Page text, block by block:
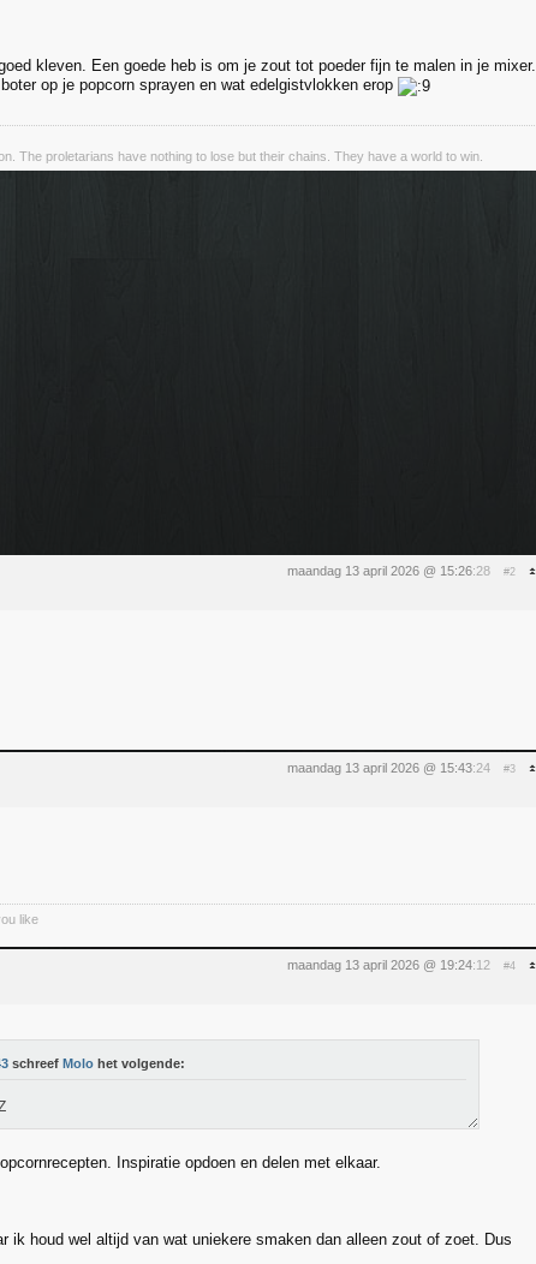
kleven. Een goede heb is om je zout tot poeder fijn te malen in je mixer.
op je popcorn sprayen en wat edelgistvlokken erop
The proletarians have nothing to lose but their chains. They have a world to win.
maandag 13 april 2026 @ 15:26:28 #2
maandag 13 april 2026 @ 15:43:24 #3
like
maandag 13 april 2026 @ 19:24:12 #4
schreef Molo het volgende:
Inspiratie opdoen en delen met elkaar.
ik houd wel altijd van wat uniekere smaken dan alleen zout of zoet. Dus